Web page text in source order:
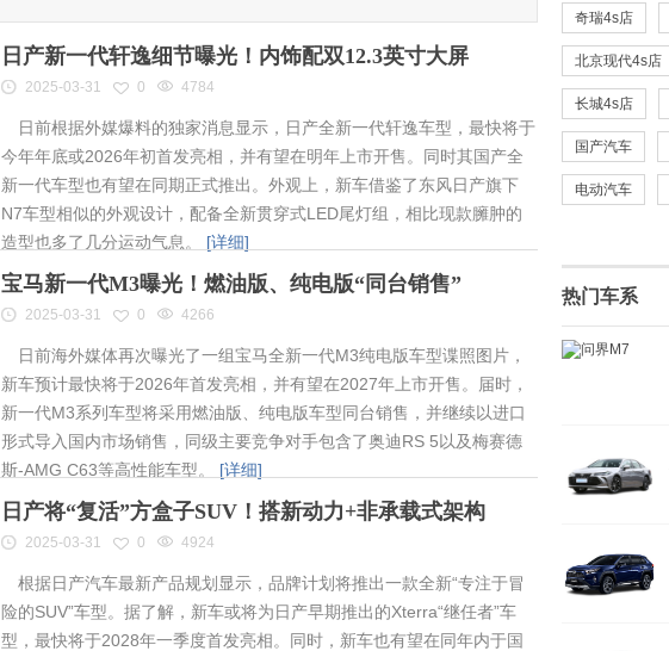
日产新一代轩逸细节曝光！内饰配双12.3英寸大屏
2025-03-31 0 4784
日前根据外媒爆料的独家消息显示，日产全新一代轩逸车型，最快将于
今年年底或2026年初首发亮相，并有望在明年上市开售。同时其国产全
新一代车型也有望在同期正式推出。外观上，新车借鉴了东风日产旗下
N7车型相似的外观设计，配备全新贯穿式LED尾灯组，相比现款臃肿的
造型也多了几分运动气息。 [详细]
宝马新一代M3曝光！燃油版、纯电版“同台销售”
2025-03-31 0 4266
日前海外媒体再次曝光了一组宝马全新一代M3纯电版车型谍照图片，
新车预计最快将于2026年首发亮相，并有望在2027年上市开售。届时，
新一代M3系列车型将采用燃油版、纯电版车型同台销售，并继续以进口
形式导入国内市场销售，同级主要竞争对手包含了奥迪RS 5以及梅赛德
斯-AMG C63等高性能车型。 [详细]
日产将“复活”方盒子SUV！搭新动力+非承载式架构
2025-03-31 0 4924
根据日产汽车最新产品规划显示，品牌计划将推出一款全新“专注于冒
险的SUV”车型。据了解，新车或将为日产早期推出的Xterra“继任者”车
型，最快将于2028年一季度首发亮相。同时，新车也有望在同年内于国
奇瑞4s店
北京现代4s店
长城4s店
国产汽车
电动汽车
热门车系